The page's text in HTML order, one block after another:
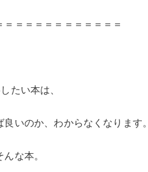
＝＝＝＝＝＝＝＝＝＝＝＝
たい本は、
いのか、わからなくなります。
な本。